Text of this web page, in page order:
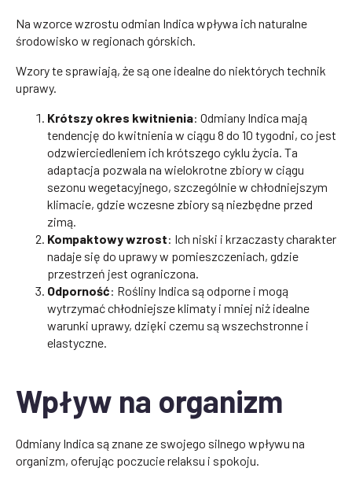
Na wzorce wzrostu odmian Indica wpływa ich naturalne
środowisko w regionach górskich.
Wzory te sprawiają, że są one idealne do niektórych technik
uprawy.
Krótszy okres kwitnienia: Odmiany Indica mają
tendencję do kwitnienia w ciągu 8 do 10 tygodni, co jest
odzwierciedleniem ich krótszego cyklu życia. Ta
adaptacja pozwala na wielokrotne zbiory w ciągu
sezonu wegetacyjnego, szczególnie w chłodniejszym
klimacie, gdzie wczesne zbiory są niezbędne przed
zimą.
Kompaktowy wzrost: Ich niski i krzaczasty charakter
nadaje się do uprawy w pomieszczeniach, gdzie
przestrzeń jest ograniczona.
Odporność: Rośliny Indica są odporne i mogą
wytrzymać chłodniejsze klimaty i mniej niż idealne
warunki uprawy, dzięki czemu są wszechstronne i
elastyczne.
Wpływ na organizm
Odmiany Indica są znane ze swojego silnego wpływu na
organizm, oferując poczucie relaksu i spokoju.